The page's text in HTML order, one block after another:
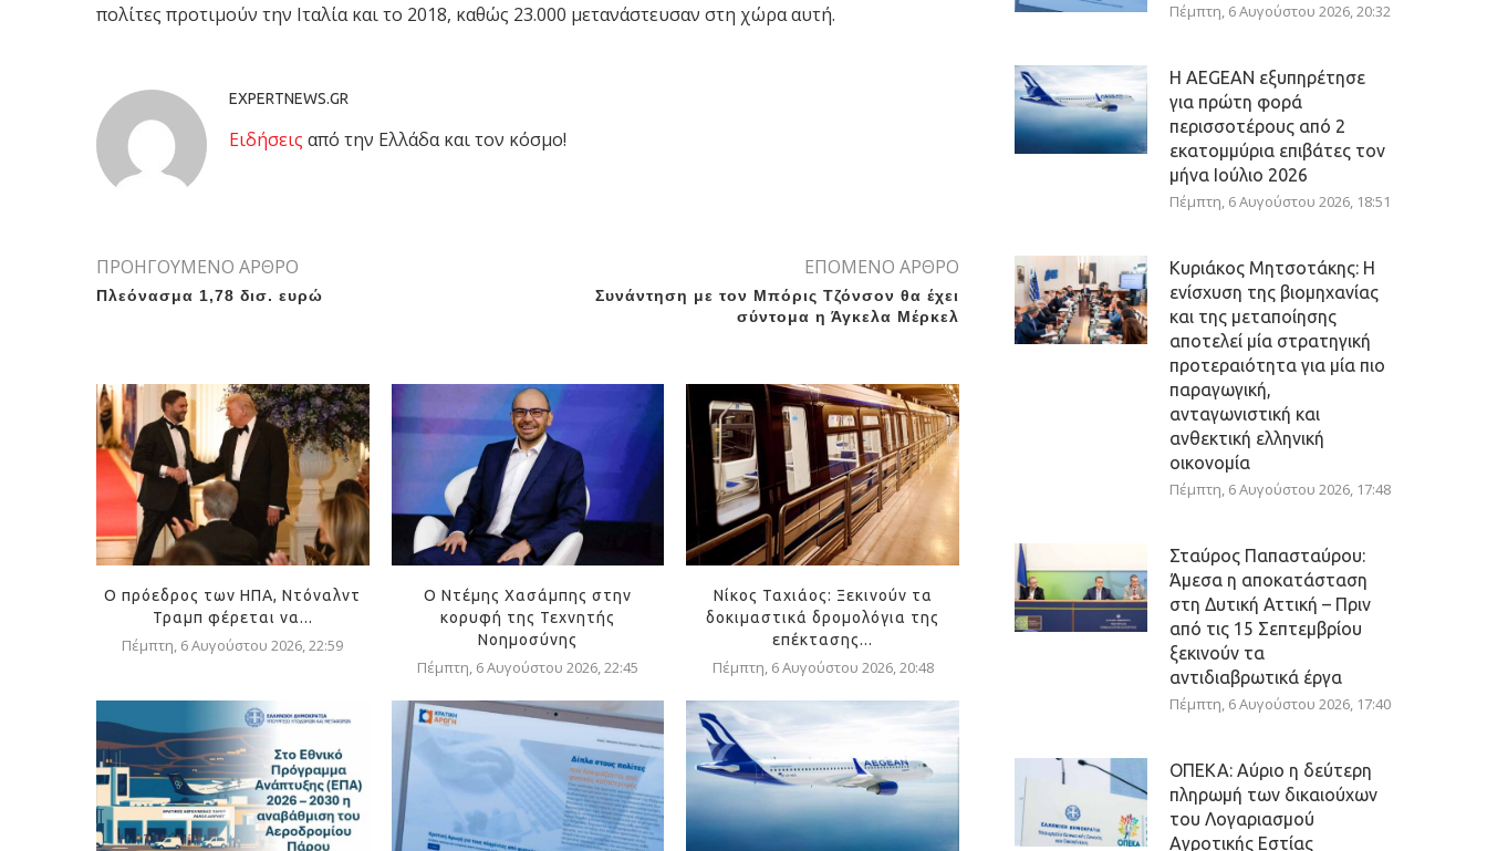
πολίτες προτιμούν την Ιταλία και το 2018, καθώς 23.000 μετανάστευσαν στη χώρα αυτή.
EXPERTNEWS.GR
Eιδήσεις από την Ελλάδα και τον κόσμο!
ΠΡΟΗΓΟΥΜΕΝΟ ΑΡΘΡΟ
Πλεόνασμα 1,78 δισ. ευρώ
ΕΠΟΜΕΝΟ ΑΡΘΡΟ
Συνάντηση με τον Μπόρις Τζόνσον θα έχει
σύντομα η Άγκελα Μέρκελ
Ο πρόεδρος των ΗΠΑ, Ντόναλντ
Τραμπ φέρεται να...
Πέμπτη, 6 Αυγούστου 2026, 22:59
Ο Ντέμης Χασάμπης στην
κορυφή της Τεχνητής
Νοημοσύνης
Πέμπτη, 6 Αυγούστου 2026, 22:45
Νίκος Ταχιάος: Ξεκινούν τα
δοκιμαστικά δρομολόγια της
επέκτασης...
Πέμπτη, 6 Αυγούστου 2026, 20:48
Πέμπτη, 6 Αυγούστου 2026, 20:32
Η AEGEAN εξυπηρέτησε
για πρώτη φορά
περισσοτέρους από 2
εκατομμύρια επιβάτες τον
μήνα Ιούλιο 2026
Πέμπτη, 6 Αυγούστου 2026, 18:51
Κυριάκος Μητσοτάκης: Η
ενίσχυση της βιομηχανίας
και της μεταποίησης
αποτελεί μία στρατηγική
προτεραιότητα για μία πιο
παραγωγική,
ανταγωνιστική και
ανθεκτική ελληνική
οικονομία
Πέμπτη, 6 Αυγούστου 2026, 17:48
Σταύρος Παπασταύρου:
Άμεσα η αποκατάσταση
στη Δυτική Αττική – Πριν
από τις 15 Σεπτεμβρίου
ξεκινούν τα
αντιδιαβρωτικά έργα
Πέμπτη, 6 Αυγούστου 2026, 17:40
ΟΠΕΚΑ: Αύριο η δεύτερη
πληρωμή των δικαιούχων
του Λογαριασμού
Αγροτικής Εστίας